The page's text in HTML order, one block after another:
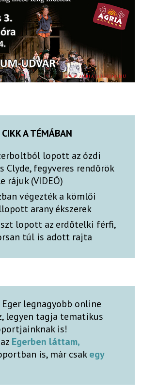
A TÉMÁBAN
lopott az ózdi
Clyde, fegyveres rendőrök
rájuk (VIDEÓ)
végezték a kömlői
arany ékszerek
lopott az erdőtelki férfi,
túl is adott rajta
legnagyobb online
legyen tagja tematikus
is!
Egerben láttam,
is, már csakegy